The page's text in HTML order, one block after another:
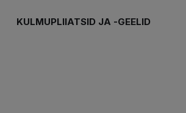
KULMUPLIIATSID JA -GEELID